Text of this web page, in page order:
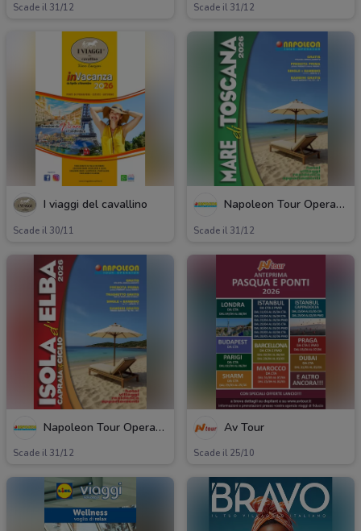
Scade il 31/12 Scade il 31/12
I viaggi del cavallino
Scade il 30/11
Napoleon Tour Operator
Scade il 31/12
Napoleon Tour Operator
Scade il 31/12
Av Tour
Scade il 25/10